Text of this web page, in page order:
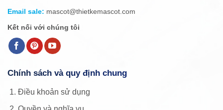
Email sale: mascot@thietkemascot.com
Kết nối với chúng tôi
Chính sách và quy định chung
Điều khoản sử dụng